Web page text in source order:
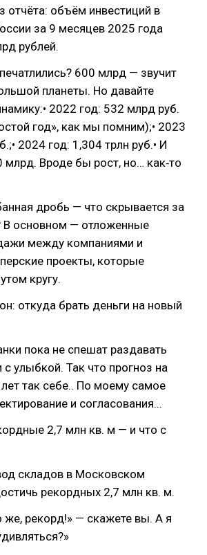
отчёта: объём инвестиций в
за 9 месяцев 2025 года
рублей.
600 млрд — звучит
планеты. Но давайте
2022 год: 532 млрд руб.
год», как мы помним);• 2023
2024 год: 1,304 трлн руб.• И
млрд. Вроде бы рост, но… как‑то
дробь — что скрывается за
В основном — отложенные
между компаниями и
проекты, которые
кругу.
откуда брать деньги на новый
пока не спешат раздавать
улыбкой. Так что прогноз на
так себе.. По моему самое
и согласования...
2,7 млн кв. м — и что с
складов в Московском
рекордных 2,7 млн кв. м.
же, рекорд!» — скажете вы. А я